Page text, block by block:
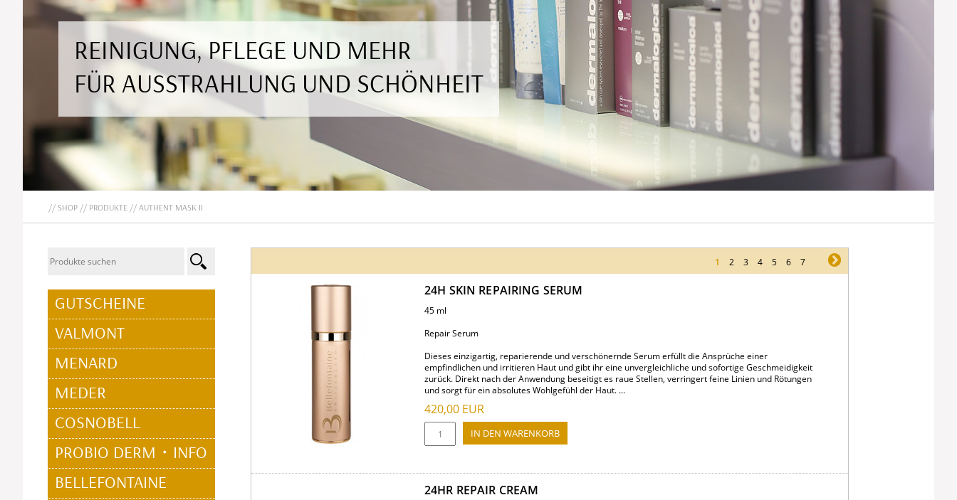
REINIGUNG, PFLEGE UND MEHR
FÜR AUSSTRAHLUNG UND SCHÖNHEIT
SHOP PRODUKTE AUTHENT MASK II
1 2 3 4 5 6 7
24H SKIN REPAIRING SERUM
45 ml
Repair Serum
Dieses einzigartig, reparierende und verschönernde Serum erfüllt die Ansprüche einer
empfindlichen und irritieren Haut und gibt ihr eine unvergleichliche und sofortige Geschmeidigkeit
zurück. Direkt nach der Anwendung beseitigt es raue Stellen, verringert feine Linien und Rötungen
und sorgt für ein absolutes Wohlgefühl der Haut. ...
420,00 EUR
24HR REPAIR CREAM
ÜBERSPRINGEN
GUTSCHEINE
VALMONT
MENARD
MEDER
COSNOBELL
PROBIO DERM・INFO
BELLEFONTAINE